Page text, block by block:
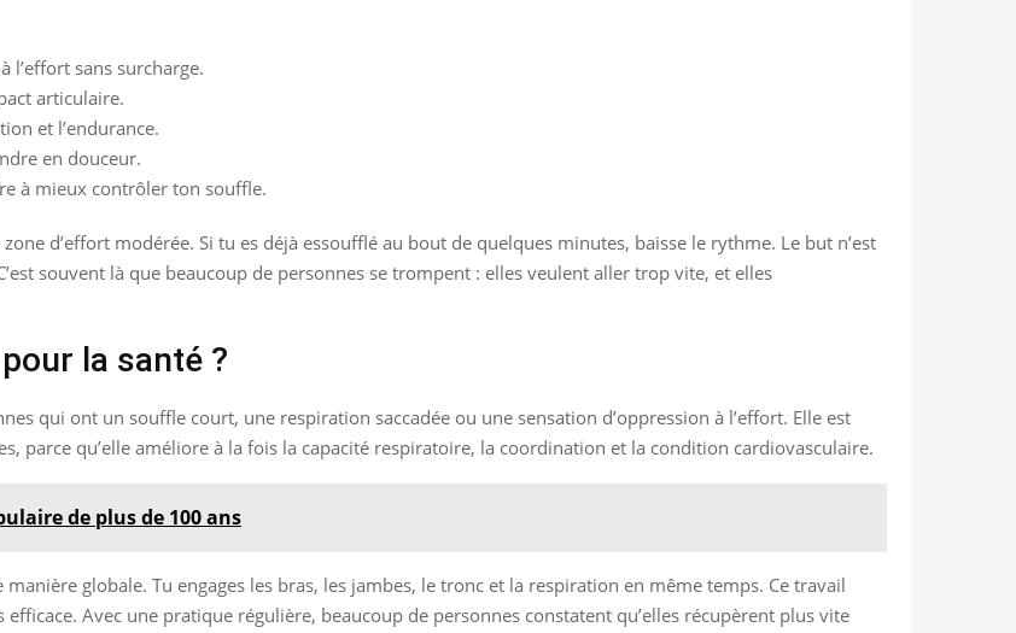
l’effort sans surcharge.
articulaire.
et l’endurance.
en douceur.
à mieux contrôler ton souffle.
d’effort modérée. Si tu es déjà essoufflé au bout de quelques minutes, baisse le rythme. Le but n’est
souvent là que beaucoup de personnes se trompent : elles veulent aller trop vite, et elles
la santé ?
qui ont un souffle court, une respiration saccadée ou une sensation d’oppression à l’effort. Elle est
parce qu’elle améliore à la fois la capacité respiratoire, la coordination et la condition cardiovasculaire.
de plus de 100 ans
globale. Tu engages les bras, les jambes, le tronc et la respiration en même temps. Ce travail
Avec une pratique régulière, beaucoup de personnes constatent qu’elles récupèrent plus vite